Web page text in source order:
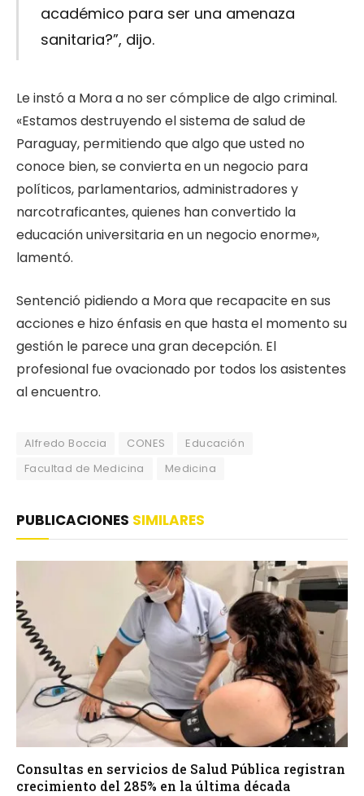
académico para ser una amenaza
sanitaria?”, dijo.
Le instó a Mora a no ser cómplice de algo criminal.
«Estamos destruyendo el sistema de salud de
Paraguay, permitiendo que algo que usted no
conoce bien, se convierta en un negocio para
políticos, parlamentarios, administradores y
narcotraficantes, quienes han convertido la
educación universitaria en un negocio enorme»,
lamentó.
Sentenció pidiendo a Mora que recapacite en sus
acciones e hizo énfasis en que hasta el momento su
gestión le parece una gran decepción. El
profesional fue ovacionado por todos los asistentes
al encuentro.
Alfredo Boccia CONES
Educación
Facultad de Medicina
Medicina
PUBLICACIONES SIMILARES
Consultas en servicios de Salud Pública registran
crecimiento del 285% en la última década